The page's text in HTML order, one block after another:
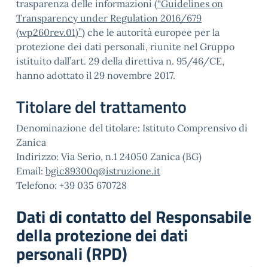
trasparenza delle informazioni (“Guidelines on
Transparency under Regulation 2016/679
(wp260rev.01)”) che le autorità europee per la
protezione dei dati personali, riunite nel Gruppo
istituito dall’art. 29 della direttiva n. 95/46/CE,
hanno adottato il 29 novembre 2017.
Titolare del trattamento
Denominazione del titolare: Istituto Comprensivo di
Zanica
Indirizzo: Via Serio, n.1 24050 Zanica (BG)
Email: bgic89300q@istruzione.it
Telefono: +39 035 670728
Dati di contatto del Responsabile
della protezione dei dati
personali (RPD)